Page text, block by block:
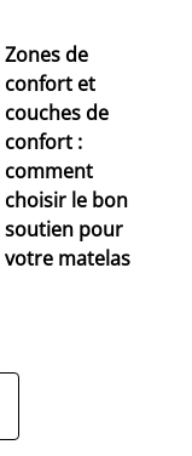
Zones de
confort et
couches de
confort :
comment
choisir le bon
soutien pour
votre matelas